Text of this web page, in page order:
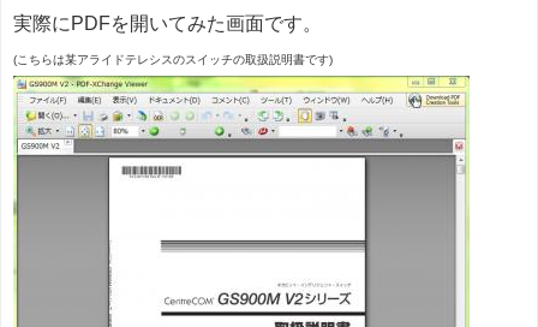
実際にPDFを開いてみた画面です。
(こちらは某アライドテレシスのスイッチの取扱説明書です)